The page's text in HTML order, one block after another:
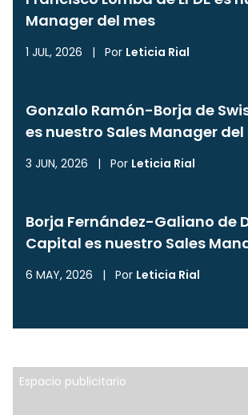
Manager del mes
1 JUL, 2026 | Por Leticia Rial
Gonzalo Ramón-Borja de
es nuestro Sales Manager del
3 JUN, 2026 | Por Leticia Rial
Borja Fernández-Galiano de
Capital es nuestro Sales
6 MAY, 2026 | Por Leticia Rial
Espacio publicitario